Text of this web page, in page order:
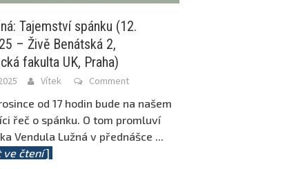
Tajemství spánku (12.
– Živě Benátská 2,
fakulta UK, Praha)
Vítek Comment
od 17 hodin bude na našem
řeč o spánku. O tom promluví
Vendula Lužná v přednášce ...
ve čtení]